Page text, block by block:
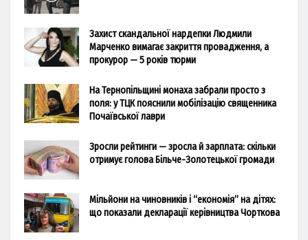
Захист скандальної нардепки Людмили
Марченко вимагає закриття провадження, а
прокурор — 5 років тюрми
На Тернопільщині монаха забрали просто з
поля: у ТЦК пояснили мобілізацію священника
Почаївської лаври
Зросли рейтинги — зросла й зарплата: скільки
отримує голова Більче-Золотецької громади
Мільйони на чиновників і “економія” на дітях:
що показали декларації керівництва Чорткова